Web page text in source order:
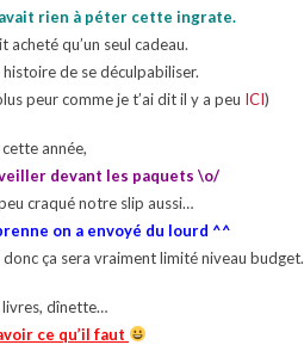
rien à péter cette ingrate.
acheté qu’un seul cadeau.
de se déculpabiliser.
peur comme je t’ai dit il y a peu ICI)
année,
devant les paquets \o/
craqué notre slip aussi…
on a envoyé du lourd ^^
donc ça sera vraiment limité niveau budget.
livres, dînette…
ce qu’il faut